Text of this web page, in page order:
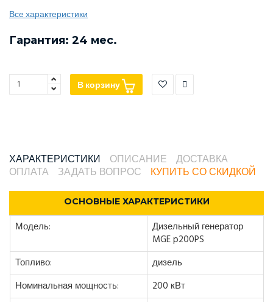
Все характеристики
Гарантия: 24 мес.
В корзину
ХАРАКТЕРИСТИКИ ОПИСАНИЕ
ДОСТАВКА
ОПЛАТА
ЗАДАТЬ ВОПРОС КУПИТЬ СО СКИДКОЙ
ОСНОВНЫЕ ХАРАКТЕРИСТИКИ
Модель:
Дизельный генератор
MGE p200PS
Топливо:
дизель
Номинальная мощность:
200 кВт